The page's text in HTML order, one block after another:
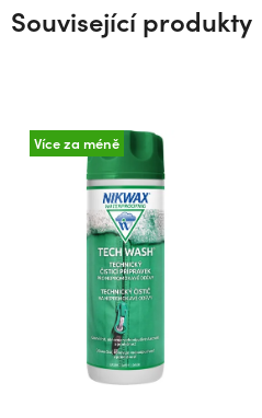
Související produkty
Více za méně